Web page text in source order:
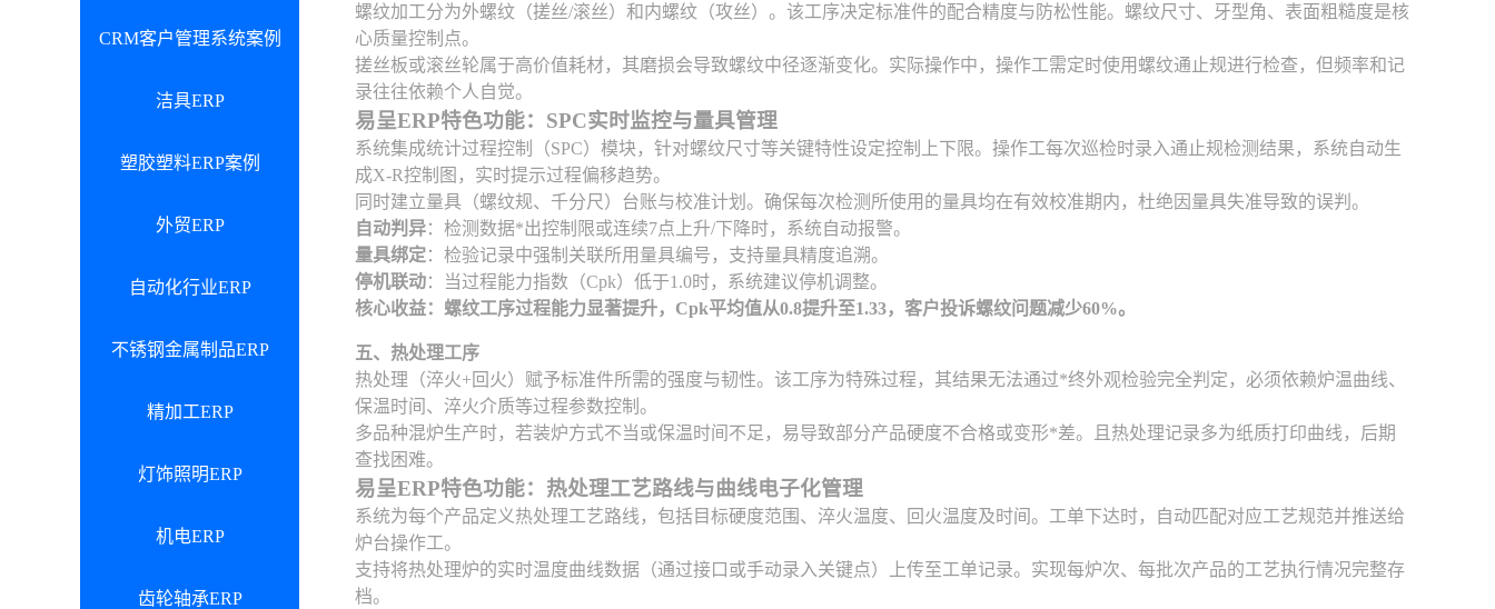
CRM客户管理系统案例
洁具ERP
塑胶塑料ERP案例
外贸ERP
自动化行业ERP
不锈钢金属制品ERP
精加工ERP
灯饰照明ERP
机电ERP
齿轮轴承ERP
螺纹加工分为外螺纹（搓丝/滚丝）和内螺纹（攻丝）。该工序决定标准件的配合精度与防松性能。螺纹尺寸、牙型角、表面粗糙度是核
心质量控制点。
搓丝板或滚丝轮属于高价值耗材，其磨损会导致螺纹中径逐渐变化。实际操作中，操作工需定时使用螺纹通止规进行检查，但频率和记
录往往依赖个人自觉。
易呈ERP特色功能：SPC实时监控与量具管理
系统集成统计过程控制（SPC）模块，针对螺纹尺寸等关键特性设定控制上下限。操作工每次巡检时录入通止规检测结果，系统自动生
成X-R控制图，实时提示过程偏移趋势。
同时建立量具（螺纹规、千分尺）台账与校准计划。确保每次检测所使用的量具均在有效校准期内，杜绝因量具失准导致的误判。
自动判异：检测数据*出控制限或连续7点上升/下降时，系统自动报警。
量具绑定：检验记录中强制关联所用量具编号，支持量具精度追溯。
停机联动：当过程能力指数（Cpk）低于1.0时，系统建议停机调整。
核心收益：螺纹工序过程能力显著提升，Cpk平均值从0.8提升至1.33，客户投诉螺纹问题减少60%。
五、热处理工序
热处理（淬火+回火）赋予标准件所需的强度与韧性。该工序为特殊过程，其结果无法通过*终外观检验完全判定，必须依赖炉温曲线、
保温时间、淬火介质等过程参数控制。
多品种混炉生产时，若装炉方式不当或保温时间不足，易导致部分产品硬度不合格或变形*差。且热处理记录多为纸质打印曲线，后期
查找困难。
易呈ERP特色功能：热处理工艺路线与曲线电子化管理
系统为每个产品定义热处理工艺路线，包括目标硬度范围、淬火温度、回火温度及时间。工单下达时，自动匹配对应工艺规范并推送给
炉台操作工。
支持将热处理炉的实时温度曲线数据（通过接口或手动录入关键点）上传至工单记录。实现每炉次、每批次产品的工艺执行情况完整存
档。